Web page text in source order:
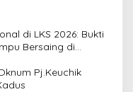
di LKS 2026: Bukti
Bersaing di
Pj.Keuchik